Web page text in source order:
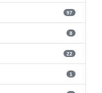
97
8
22
1